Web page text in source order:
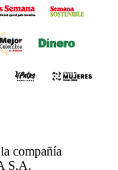
compañía
S.A.